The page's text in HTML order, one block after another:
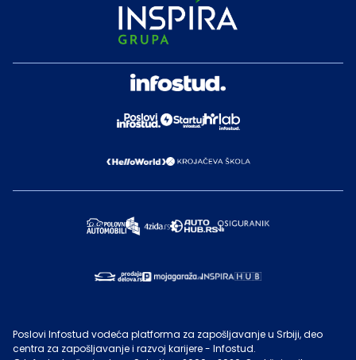
Poslovi Infostud vodeća platforma za zapošljavanje u Srbiji, deo
centra za zapošljavanje i razvoj karijere - Infostud.